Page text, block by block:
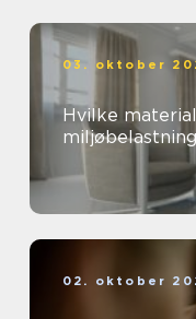
03. oktober
Hvilke
02. oktober